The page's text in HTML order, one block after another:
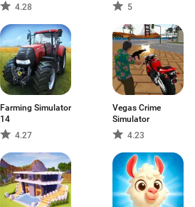
4.28
5
Farming Simulator
14
4.27
Vegas Crime
Simulator
4.23